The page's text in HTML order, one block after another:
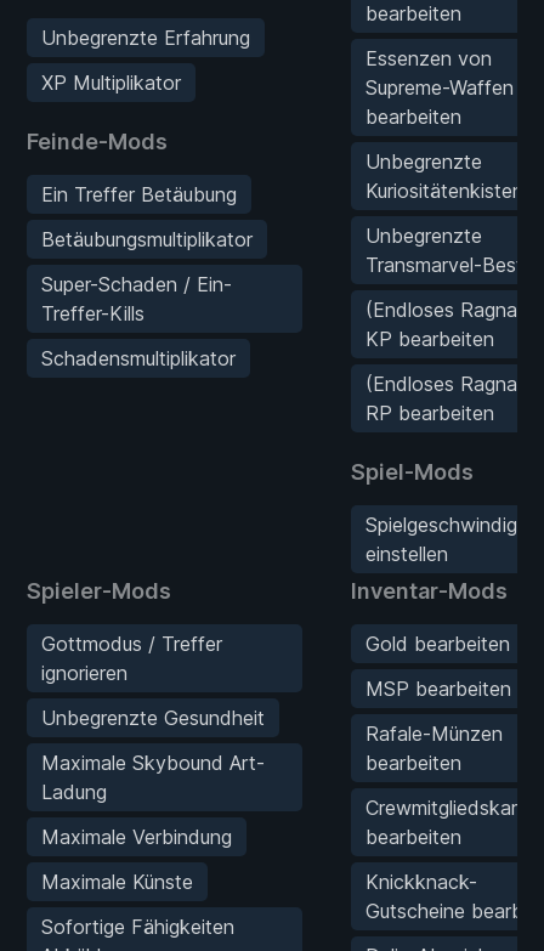
Unbegrenzte Erfahrung
XP Multiplikator
Feinde-Mods
Ein Treffer Betäubung
Betäubungsmultiplikator
Super-Schaden / Ein-
Treffer-Kills
Schadensmultiplikator
bearbeiten
Essenzen von
Supreme-Waffen
bearbeiten
Unbegrenzte
Kuriositätenkisten
Unbegrenzte
Transmarvel-
(Endloses
KP bearbeiten
(Endloses
RP bearbeiten
Spiel-Mods
einstellen
Spieler-Mods
Gottmodus / Treffer
ignorieren
Unbegrenzte Gesundheit
Maximale Skybound Art-
Ladung
Maximale Verbindung
Maximale Künste
Sofortige Fähigkeiten
Inventar-Mods
Gold bearbeiten
MSP bearbeiten
Rafale-Münzen
bearbeiten
bearbeiten
Knickknack-
Gutscheine